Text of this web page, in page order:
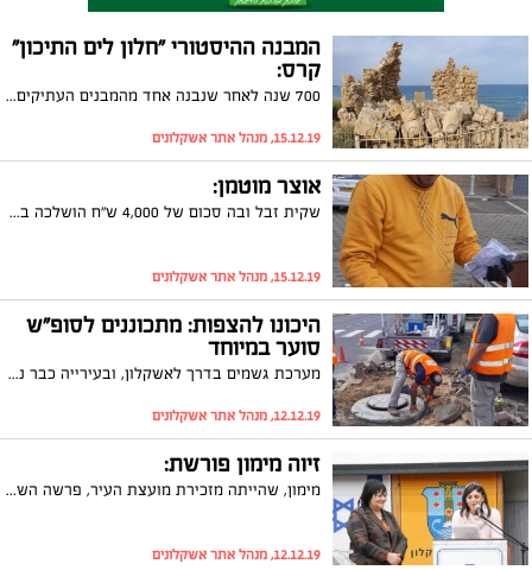
המבנה ההיסטורי "חלון לים התיכון"
קרס:
700 שנה לאחר שנבנה אחד מהמבנים העתיקים והמזוהים עם העיר אשקלון בפארק הלאומי, הוא קרס השבוע. ההערכה היא כי המצוק המתפורר הביא לקריסתו הצפויה
15.12.19, מנהל אתר אשקלונים
אוצר מוטמן:
שקית זבל ובה סכום של 4,000 ש"ח הושלכה בטעות לפח מוטמן באשקלון. תושבת העיר פנתה למוקד העירייה ועובדי אגף שפ"ע סייעו לה להציל את כספה
15.12.19, מנהל אתר אשקלונים
היכונו להצפות: מתכוננים לסופ"ש
סוער במיוחד
מערכת גשמים בדרך לאשקלון, ובעירייה כבר נערכים על מנת להימנע ככל שניתן מהמראות הקשים שהציפו את העיר ביום ראשון השבוע
12.12.19, מנהל אתר אשקלונים
זיוה מימון פורשת:
מימון, שהייתה מזכירת מועצת העיר, פרשה השבוע לאחר 30 שנות עבודה; "עיריית אשקלון הייתה הבית השני שלי. העובדים היו המשפחה שלי" אמרה בדמעות
12.12.19, מנהל אתר אשקלונים